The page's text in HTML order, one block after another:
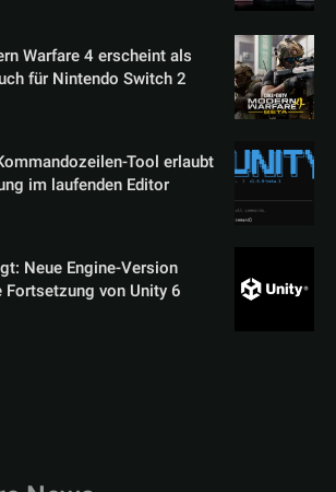
Warfare 4 erscheint als
für Nintendo Switch 2
Tool erlaubt
im laufenden Editor
Neue Engine-Version
von Unity 6